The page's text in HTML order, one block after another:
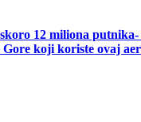
12 miliona putnika-
koji koriste ovaj